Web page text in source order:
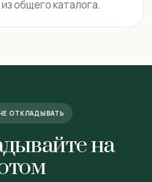
общего каталога.
ОТКЛАДЫВАТЬ
на